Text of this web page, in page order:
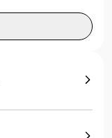
необходимых
аварийно-